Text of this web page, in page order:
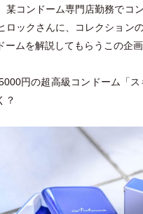
某コンドーム専門店勤務でコ
ロックさんに、コレクション
ームを解説してもらうこの企画
円の超高級コンドーム 「
？